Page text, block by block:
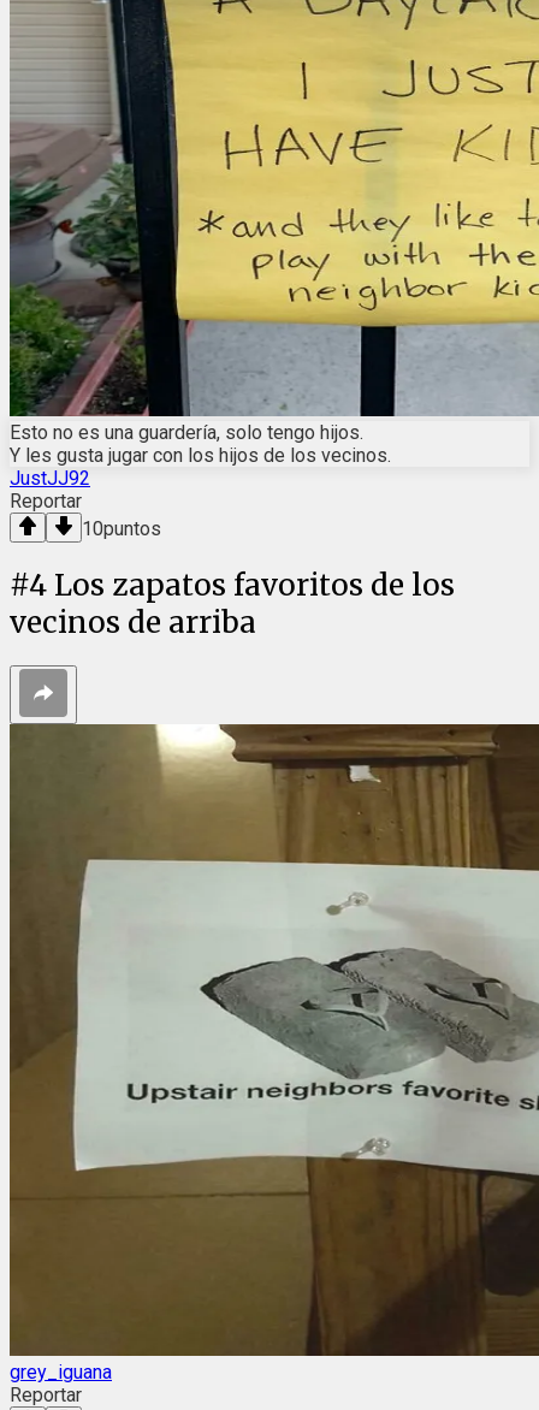
Esto no es una guardería, solo tengo hijos.
Y les gusta jugar con los hijos de los vecinos.
JustJJ92
Reportar
10puntos
#4 Los zapatos favoritos de los
vecinos de arriba
grey_iguana
Reportar